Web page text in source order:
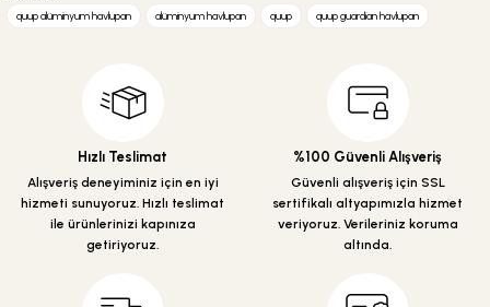
Görüş ve önerileriniz için teşekkür ederiz.
Ürün resmi kalitesiz, bozuk veya görüntülenemiyor.
Ürün açıklamasında eksik bilgiler bulunuyor.
Ürün fiyatı diğer sitelerden daha pahalı.
Bu ürüne benzer farklı alternatifler olmalı.
quup alüminyum havlupan
alüminyum havlupan quup quup guardian havlupan
Hızlı Teslimat
Alışveriş deneyiminiz için en iyi
hizmeti sunuyoruz. Hızlı teslimat
ile ürünlerinizi kapınıza
getiriyoruz.
%100 Güvenli Alışveriş
Güvenli alışveriş için SSL
sertifikalı altyapımızla hizmet
veriyoruz. Verileriniz koruma
altında.